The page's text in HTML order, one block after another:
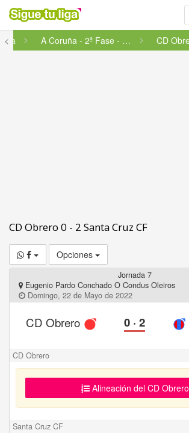
<
A Coruña - 2ª Fase - Permane...
CD Obrero 0 - 2 Santa Cruz CF
Opciones
Jornada 7
Eugenio Pardo Conchado O Condus Oleiros
Domingo, 22 de Mayo de 2022
CD Obrero 0 ·2
CD Obrero
Alineación del CD Obrero
Santa Cruz CF